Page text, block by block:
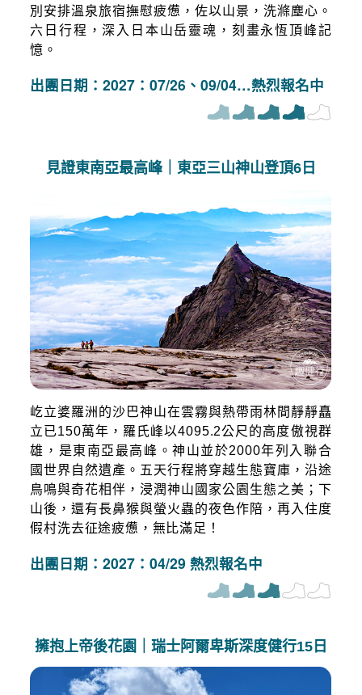
出團日期：2027：07/26、09/04…熱烈報名中
別安排溫泉旅宿撫慰疲憊，佐以山景，洗滌塵心。
六日行程，深入日本山岳靈魂，刻畫永恆頂峰記
憶。
見證東南亞最高峰｜東亞三山神山登頂6日
出團日期：2027：04/29 熱烈報名中
屹立婆羅洲的沙巴神山在雲霧與熱帶雨林間靜靜矗
立已150萬年，羅氏峰以4095.2公尺的高度傲視群
雄，是東南亞最高峰。神山並於2000年列入聯合
國世界自然遺產。五天行程將穿越生態寶庫，沿途
鳥鳴與奇花相伴，浸潤神山國家公園生態之美；下
山後，還有長鼻猴與螢火蟲的夜色作陪，再入住度
假村洗去征途疲憊，無比滿足！
擁抱上帝後花園｜瑞士阿爾卑斯深度健行15日